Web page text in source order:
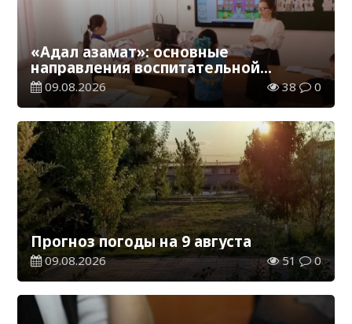
«Адал азамат»: основные
направления воспитательной
работы в новом учебном году
09.08.2026 38 0
Прогноз погоды на 9 августа
09.08.2026 51 0